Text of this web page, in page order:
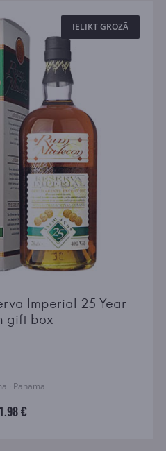
IELIKT GROZĀ
Imperial 25 Year
gift box
· Panama
€